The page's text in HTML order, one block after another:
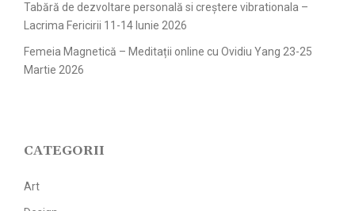
Tabără de dezvoltare personală si creștere vibrationala –
Lacrima Fericirii 11-14 Iunie 2026
Femeia Magnetică – Meditații online cu Ovidiu Yang 23-25
Martie 2026
CATEGORII
Art